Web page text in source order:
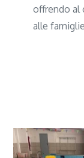
offrendo al
alle